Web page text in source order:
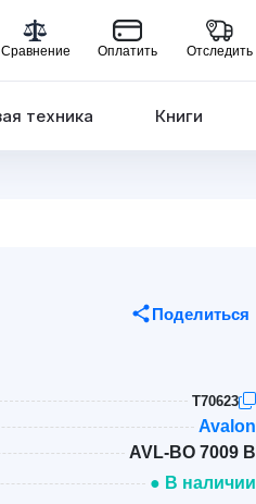
Сравнение Оплатить Отследить
техника Книги
Поделиться
T70623
Avalon
AVL-BO 7009 В
● В наличии